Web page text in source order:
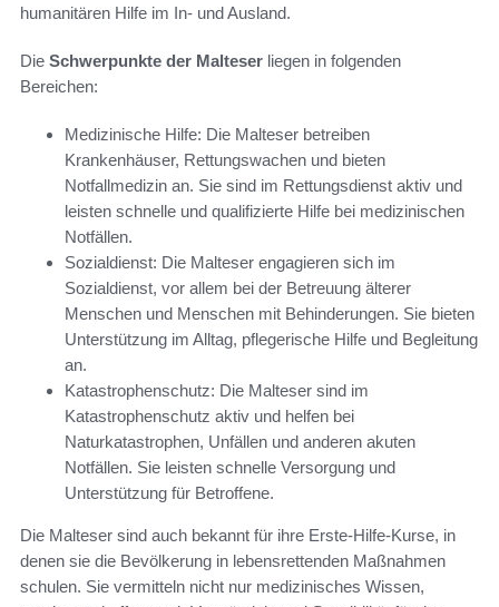
humanitären Hilfe im In- und Ausland.
Die Schwerpunkte der Malteser liegen in folgenden
Bereichen:
Medizinische Hilfe: Die Malteser betreiben
Krankenhäuser, Rettungswachen und bieten
Notfallmedizin an. Sie sind im Rettungsdienst aktiv und
leisten schnelle und qualifizierte Hilfe bei medizinischen
Notfällen.
Sozialdienst: Die Malteser engagieren sich im
Sozialdienst, vor allem bei der Betreuung älterer
Menschen und Menschen mit Behinderungen. Sie bieten
Unterstützung im Alltag, pflegerische Hilfe und Begleitung
an.
Katastrophenschutz: Die Malteser sind im
Katastrophenschutz aktiv und helfen bei
Naturkatastrophen, Unfällen und anderen akuten
Notfällen. Sie leisten schnelle Versorgung und
Unterstützung für Betroffene.
Die Malteser sind auch bekannt für ihre Erste-Hilfe-Kurse, in
denen sie die Bevölkerung in lebensrettenden Maßnahmen
schulen. Sie vermitteln nicht nur medizinisches Wissen,